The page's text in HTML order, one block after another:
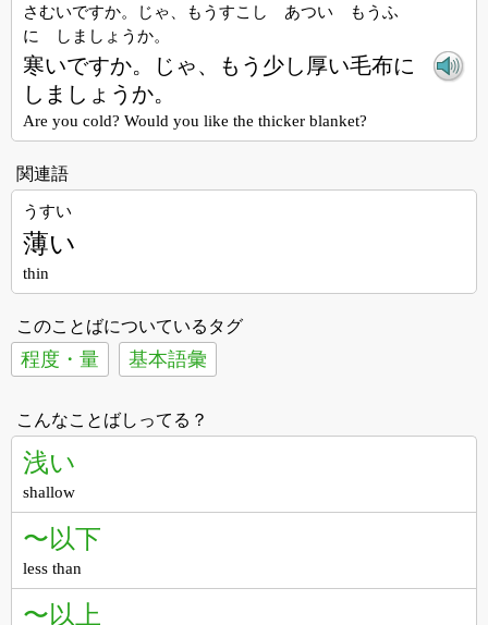
さむいですか。じゃ、もうすこし あつい もうふ
に しましょうか。
寒いですか。じゃ、もう少し厚い毛布に
しましょうか。
Are you cold? Would you like the thicker blanket?
関連語
うすい
薄い
thin
このことばについているタグ
程度・量 基本語彙
こんなことばしってる？
浅い
shallow
〜以下
less than
〜以上